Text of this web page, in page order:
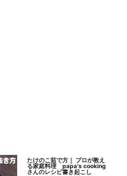
たけのこ茹で方｜ プロが教え
る家庭料理 papa′s cooking
さんのレシピ書き起こし